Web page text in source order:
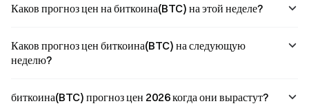
Каков прогноз цен на биткоина(BTC) на этой неделе?
Каков прогноз цен биткоина(BTC) на следующую
неделю?
биткоина(BTC) прогноз цен 2026 когда они вырастут?